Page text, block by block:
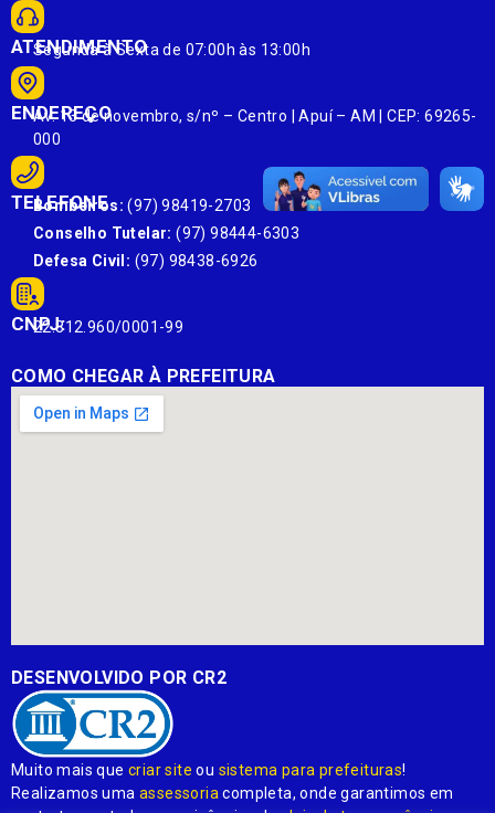
ATENDIMENTO
Segunda à Sexta de 07:00h às 13:00h
ENDEREÇO
Av. 13 de novembro, s/nº – Centro | Apuí – AM | CEP: 69265-
000
TELEFONE
Bombeiros: (97) 98419-2703
Conselho Tutelar: (97) 98444-6303
Defesa Civil: (97) 98438-6926
CNPJ:
22.812.960/0001-99
COMO CHEGAR À PREFEITURA
DESENVOLVIDO POR CR2
Muito mais quecriar site ou sistema para prefeituras!
Realizamos umaassessoria completa, onde garantimos em